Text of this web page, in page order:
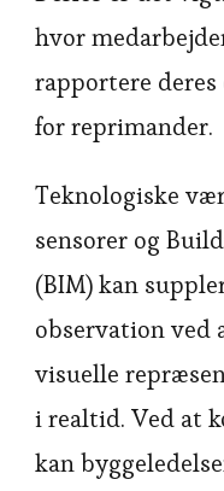
hvor
rapportere
for reprimander.
Teknologiske
sensorer og
(BIM) kan
observation ved
visuelle
i realtid. Ved at
kan